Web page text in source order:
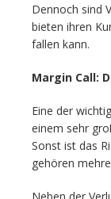
Dennoch sind
bieten ihren
fallen kann.
Margin Call:
Eine der
einem sehr
Sonst ist das
gehören